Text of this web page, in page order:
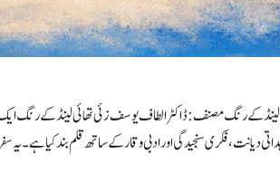
کے رنگ مصنف: ڈاکٹر الطاف یوسف زئی تھائی لینڈ کے رنگ
دیانت، فکری سنجیدگی اور ادبی وقار کے ساتھ قلم بند کیا ہے۔ یہ